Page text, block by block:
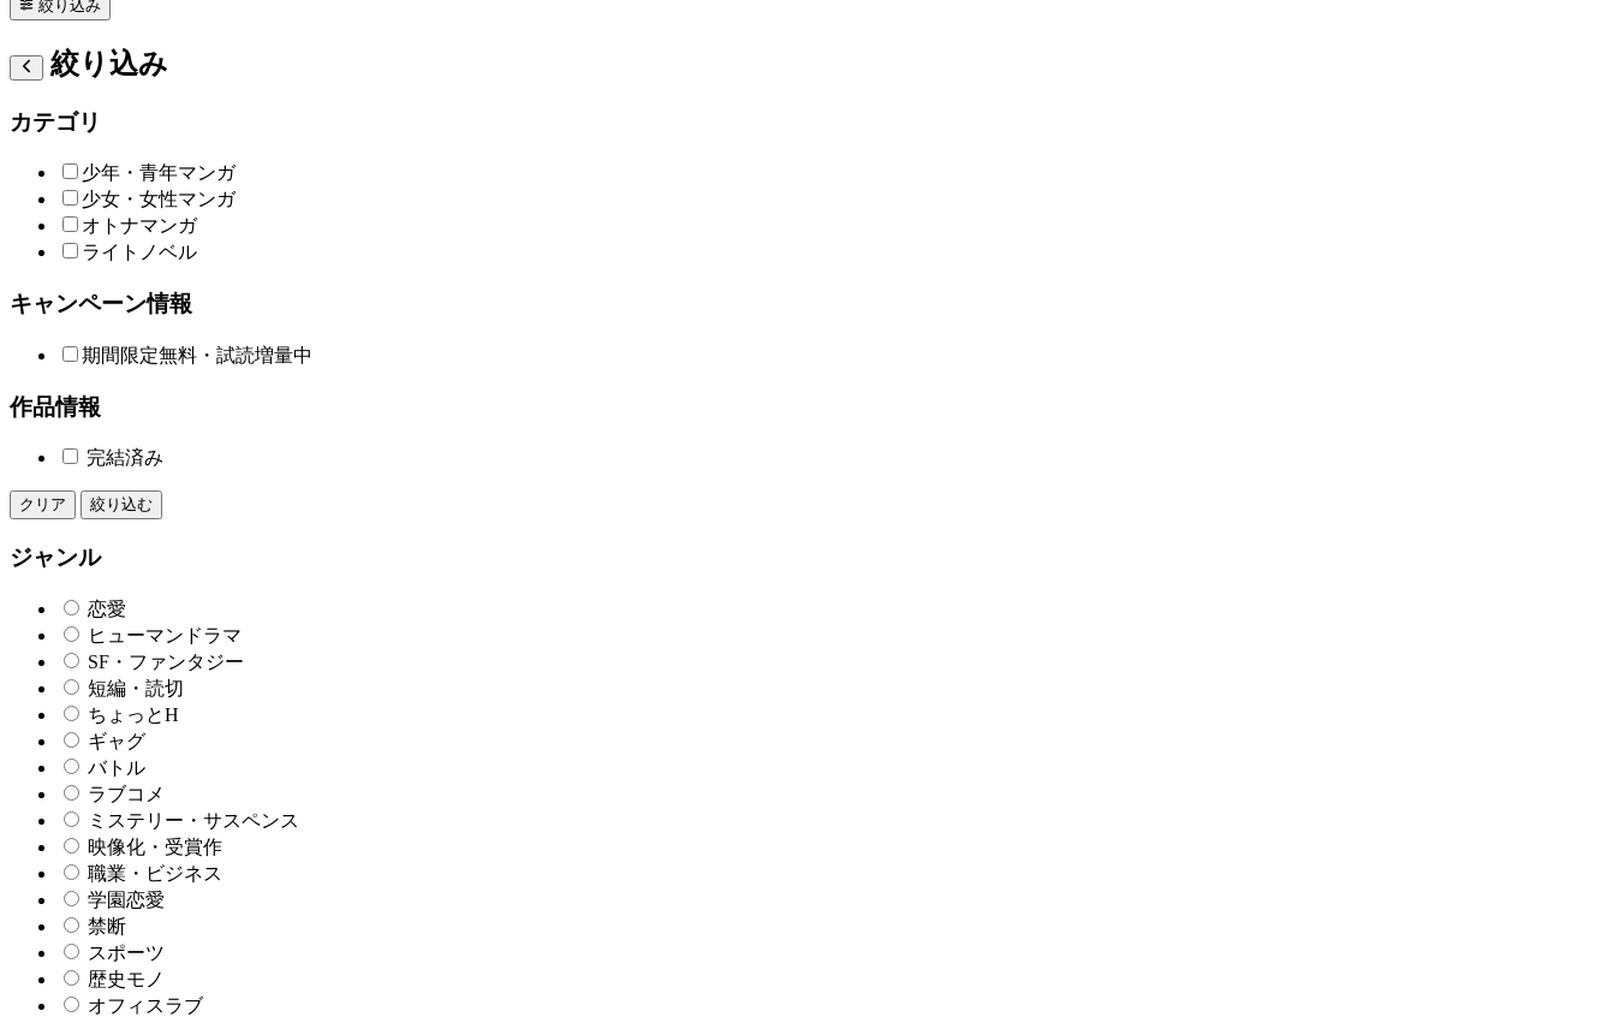
絞り込み
絞り込み
カテゴリ
少年・青年マンガ
少女・女性マンガ
オトナマンガ
ライトノベル
キャンペーン情報
期間限定無料・試読増量中
作品情報
完結済み
クリア 絞り込む
ジャンル
恋愛
ヒューマンドラマ
SF・ファンタジー
短編・読切
ちょっとH
ギャグ
バトル
ラブコメ
ミステリー・サスペンス
映像化・受賞作
職業・ビジネス
学園恋愛
禁断
スポーツ
歴史モノ
オフィスラブ